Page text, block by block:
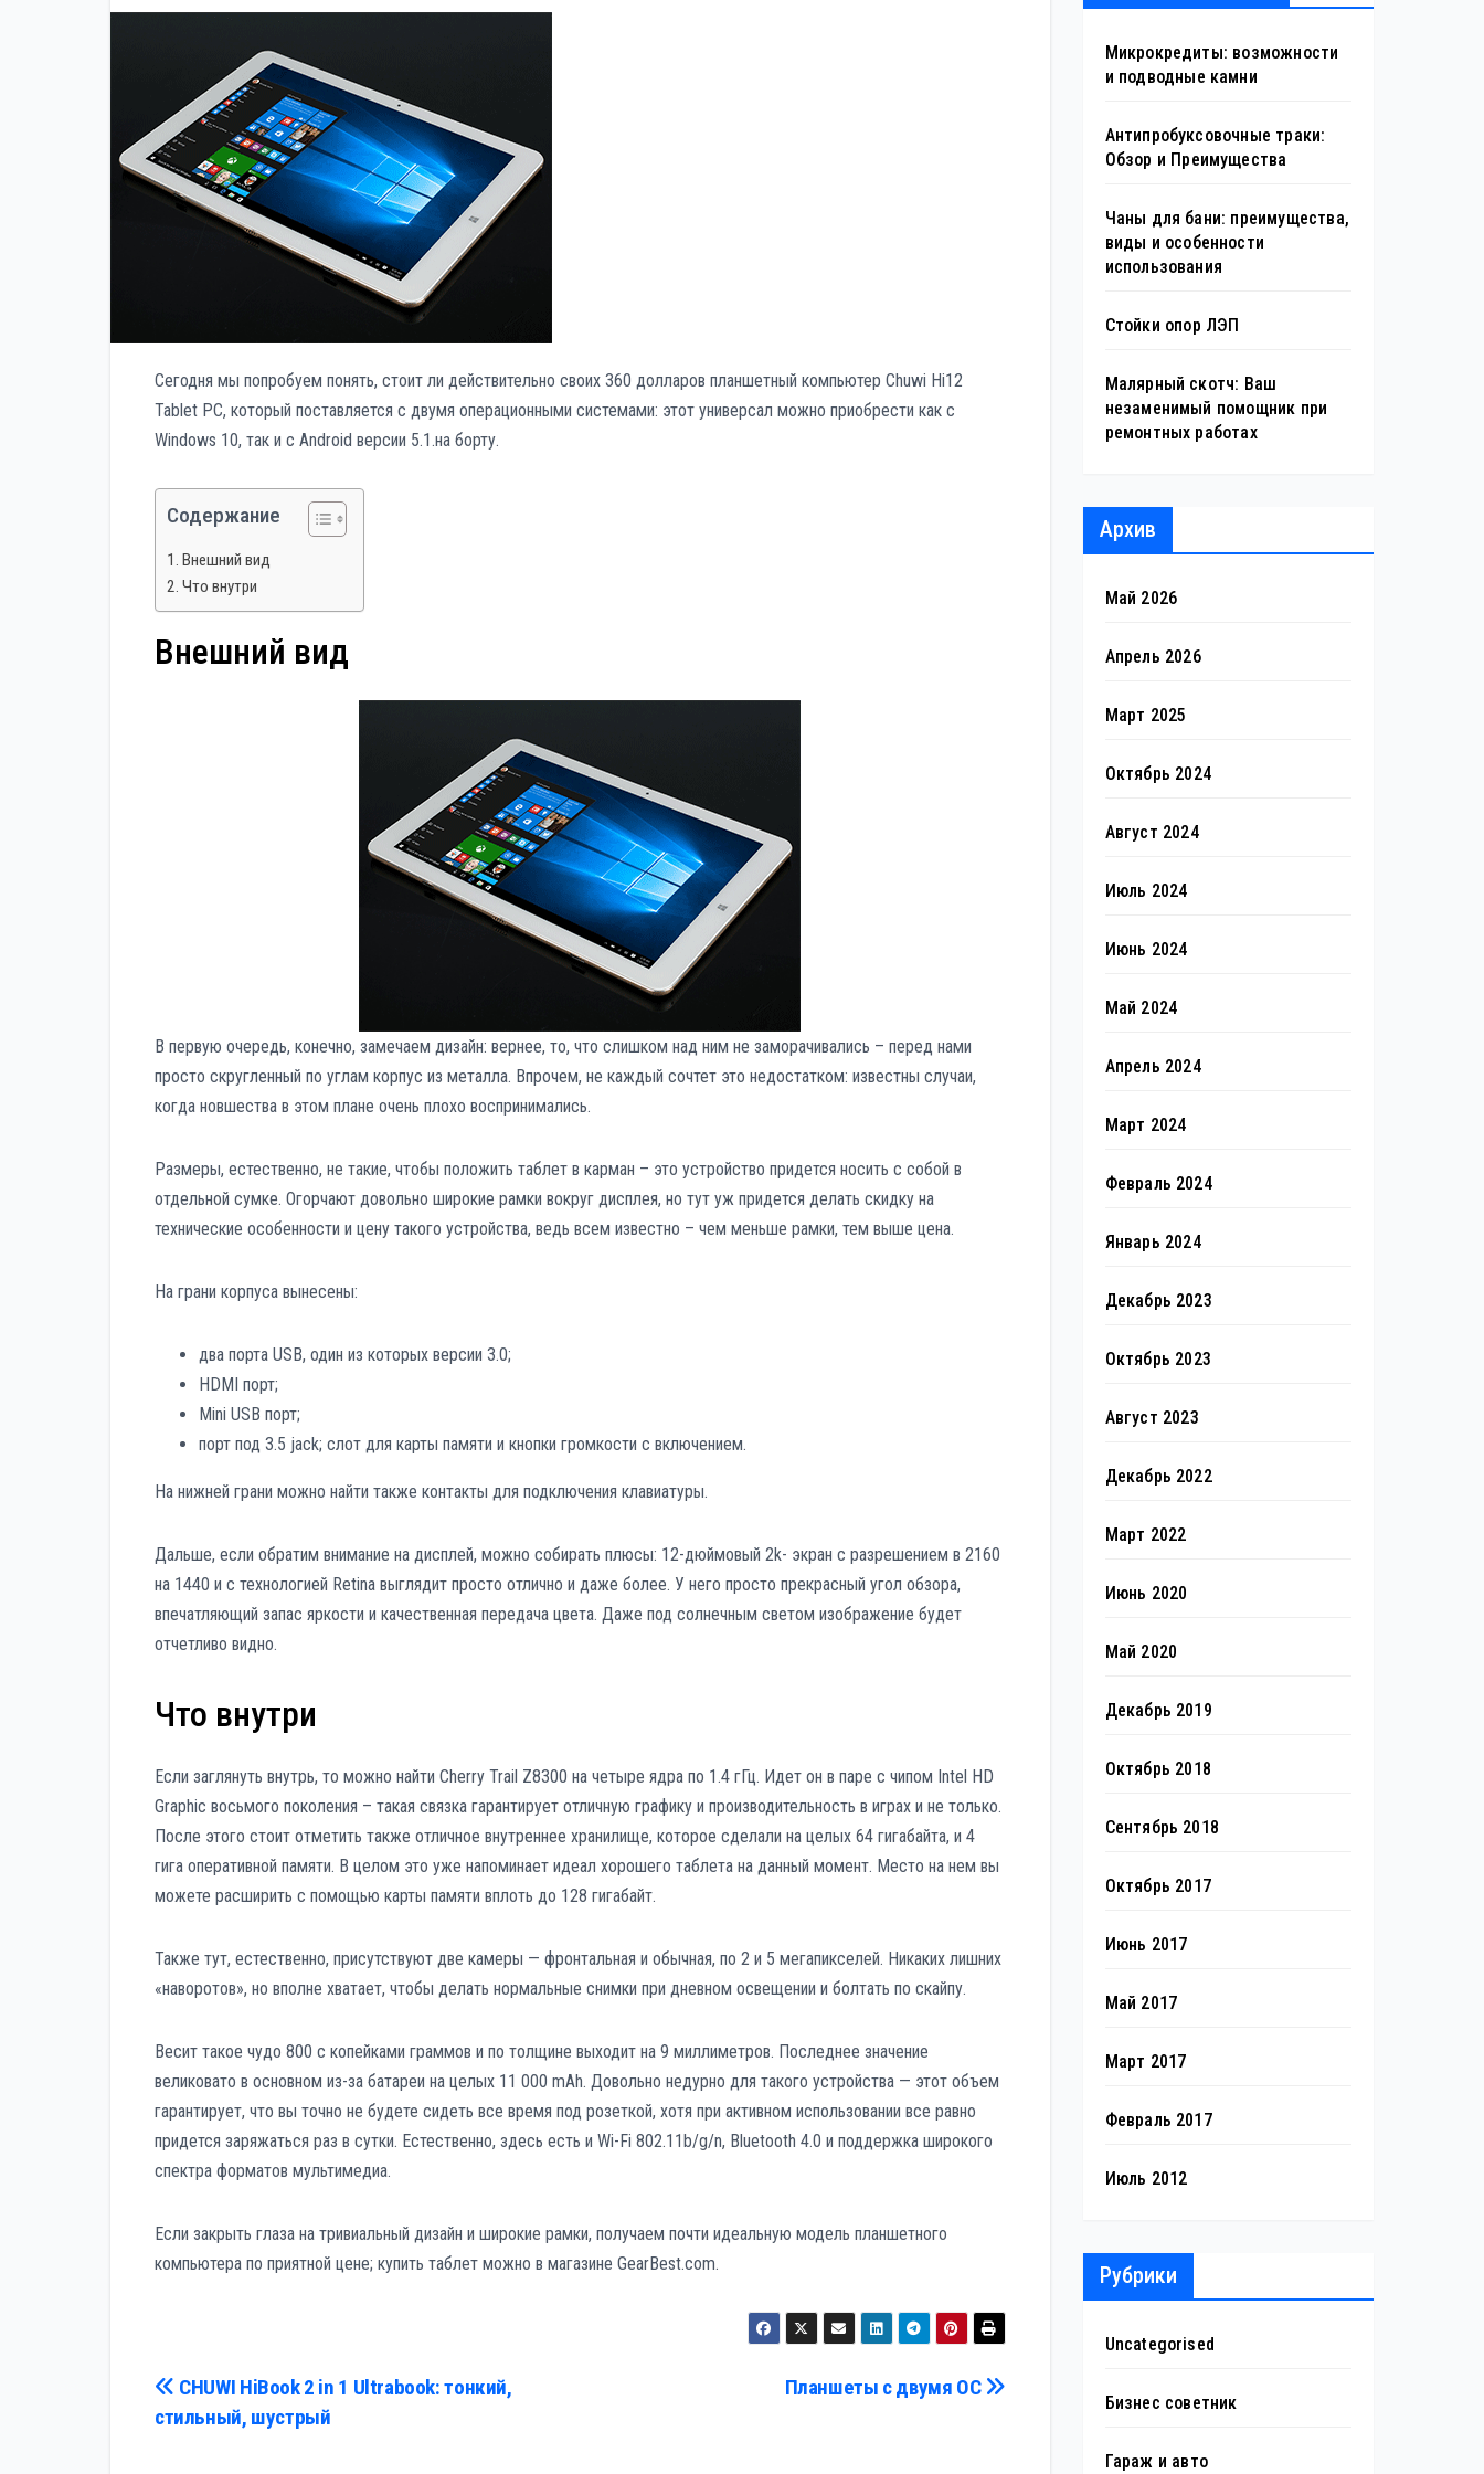
Сегодня мы попробуем понять, стоит ли действительно своих 360 долларов планшетный компьютер Chuwi Hi12
Tablet PC, который поставляется с двумя операционными системами: этот универсал можно приобрести как с
Windows 10, так и с Android версии 5.1.на борту.
Содержание
Внешний вид
Что внутри
Внешний вид
В первую очередь, конечно, замечаем дизайн: вернее, то, что слишком над ним не заморачивались – перед нами
просто скругленный по углам корпус из металла. Впрочем, не каждый сочтет это недостатком: известны случаи,
когда новшества в этом плане очень плохо воспринимались.
Размеры, естественно, не такие, чтобы положить таблет в карман – это устройство придется носить с собой в
отдельной сумке. Огорчают довольно широкие рамки вокруг дисплея, но тут уж придется делать скидку на
технические особенности и цену такого устройства, ведь всем известно – чем меньше рамки, тем выше цена.
На грани корпуса вынесены:
два порта USB, один из которых версии 3.0;
HDMI порт;
Mini USB порт;
порт под 3.5 jack; слот для карты памяти и кнопки громкости с включением.
На нижней грани можно найти также контакты для подключения клавиатуры.
Дальше, если обратим внимание на дисплей, можно собирать плюсы: 12-дюймовый 2k- экран с разрешением в 2160
на 1440 и с технологией Retina выглядит просто отлично и даже более. У него просто прекрасный угол обзора,
впечатляющий запас яркости и качественная передача цвета. Даже под солнечным светом изображение будет
отчетливо видно.
Что внутри
Если заглянуть внутрь, то можно найти Cherry Trail Z8300 на четыре ядра по 1.4 гГц. Идет он в паре с чипом Intel HD
Graphic восьмого поколения – такая связка гарантирует отличную графику и производительность в играх и не только.
После этого стоит отметить также отличное внутреннее хранилище, которое сделали на целых 64 гигабайта, и 4
гига оперативной памяти. В целом это уже напоминает идеал хорошего таблета на данный момент. Место на нем вы
можете расширить с помощью карты памяти вплоть до 128 гигабайт.
Также тут, естественно, присутствуют две камеры — фронтальная и обычная, по 2 и 5 мегапикселей. Никаких лишних
«наворотов», но вполне хватает, чтобы делать нормальные снимки при дневном освещении и болтать по скайпу.
Весит такое чудо 800 с копейками граммов и по толщине выходит на 9 миллиметров. Последнее значение
великовато в основном из-за батареи на целых 11 000 mAh. Довольно недурно для такого устройства — этот объем
гарантирует, что вы точно не будете сидеть все время под розеткой, хотя при активном использовании все равно
придется заряжаться раз в сутки. Естественно, здесь есть и Wi-Fi 802.11b/g/n, Bluetooth 4.0 и поддержка широкого
спектра форматов мультимедиа.
Если закрыть глаза на тривиальный дизайн и широкие рамки, получаем почти идеальную модель планшетного
компьютера по приятной цене; купить таблет можно в магазине GearBest.com.
Навигация
Планшеты с двумя ОС
CHUWI HiBook 2 in 1 Ultrabook: тонкий,
стильный, шустрый
Микрокредиты: возможности
и подводные камни
Антипробуксовочные траки:
Обзор и Преимущества
Чаны для бани: преимущества,
виды и особенности
использования
Стойки опор ЛЭП
Малярный скотч: Ваш
незаменимый помощник при
ремонтных работах
Архив
Май 2026
Апрель 2026
Март 2025
Октябрь 2024
Август 2024
Июль 2024
Июнь 2024
Май 2024
Апрель 2024
Март 2024
Февраль 2024
Январь 2024
Декабрь 2023
Октябрь 2023
Август 2023
Декабрь 2022
Март 2022
Июнь 2020
Май 2020
Декабрь 2019
Октябрь 2018
Сентябрь 2018
Октябрь 2017
Июнь 2017
Май 2017
Март 2017
Февраль 2017
Июль 2012
Рубрики
Uncategorised
Бизнес советник
Гараж и авто